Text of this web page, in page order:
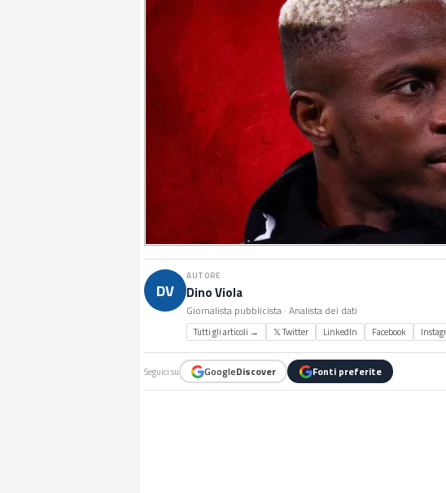
DV
AUTORE
Dino Viola
Giornalista pubblicista · Analista dei dati
Tutti gli articoli → 𝕏 Twitter LinkedIn Facebook
Seguici su GoogleDiscover Fonti preferite